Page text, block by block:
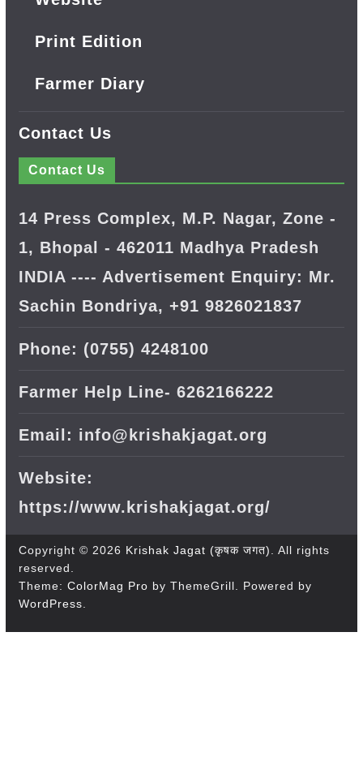
Print Edition
Farmer Diary
Contact Us
Contact Us
14 Press Complex, M.P. Nagar, Zone -
1, Bhopal - 462011 Madhya Pradesh
INDIA ---- Advertisement Enquiry: Mr.
Sachin Bondriya, +91 9826021837
Phone: (0755) 4248100
Farmer Help Line- 6262166222
Email: info@krishakjagat.org
Website:
https://www.krishakjagat.org/
Copyright © 2026 Krishak Jagat (कृषक जगत)
. All rights
reserved.
Theme: ColorMag Pro by ThemeGrill. Powered by
WordPress